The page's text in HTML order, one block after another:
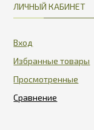
ЛИЧНЫЙ КАБИНЕТ
Вход
Избранные товары
Просмотренные